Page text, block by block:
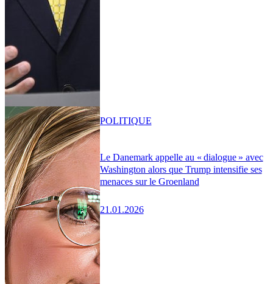
Le Danemark appelle au « dialogue » avec
Washington alors que Trump intensifie ses
menaces sur le Groenland
21.01.2026
POLITIQUE